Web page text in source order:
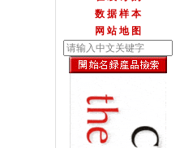
数 据 样 本
网 站 地 图